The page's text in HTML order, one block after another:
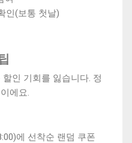
인(보통 첫날)
인 기회를 잃습니다. 정
에요.
에 선착순 랜덤 쿠폰